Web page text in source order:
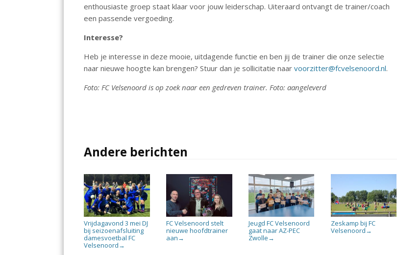
enthousiaste groep staat klaar voor jouw leiderschap. Uiteraard ontvangt de trainer/coach
een passende vergoeding.
Interesse?
Heb je interesse in deze mooie, uitdagende functie en ben jij de trainer die onze selectie
naar nieuwe hoogte kan brengen? Stuur dan je sollicitatie naarvoorzitter@fcvelsenoord.nl.
Foto: FC Velsenoord is op zoek naar een gedreven trainer. Foto: aangeleverd
Andere berichten
Vrijdagavond 3 mei DJ
bij seizoenafsluiting
damesvoetbal FC
Velsenoord →
FC Velsenoord stelt
nieuwe hoofdtrainer
aan →
Jeugd FC Velsenoord
gaat naar AZ-PEC
Zwolle →
Zeskamp bij FC
Velsenoord →